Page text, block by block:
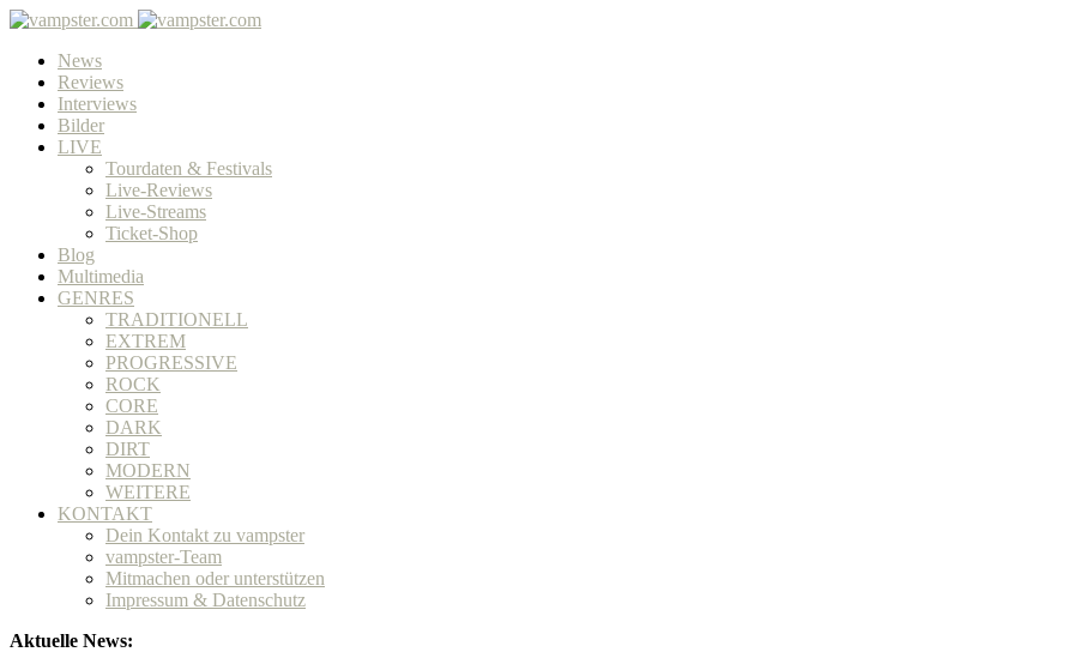
News
Reviews
Interviews
Bilder
LIVE
Tourdaten & Festivals
Live-Reviews
Live-Streams
Ticket-Shop
Blog
Multimedia
GENRES
TRADITIONELL
EXTREM
PROGRESSIVE
ROCK
CORE
DARK
DIRT
MODERN
WEITERE
KONTAKT
Dein Kontakt zu vampster
vampster-Team
Mitmachen oder unterstützen
Impressum & Datenschutz
Aktuelle News: